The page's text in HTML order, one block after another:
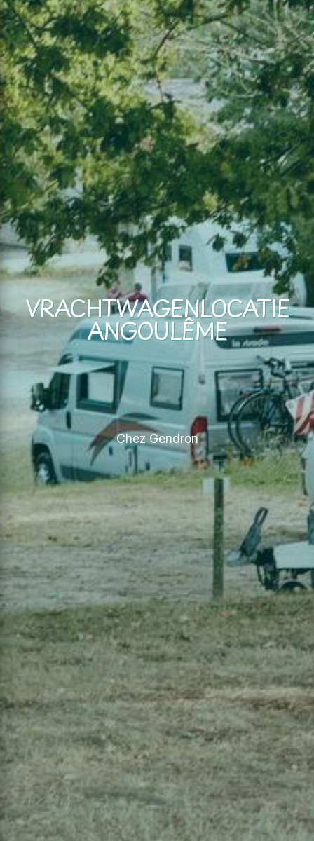
VRACHTWAGENLOCATIE
ANGOULÊME
Chez Gendron